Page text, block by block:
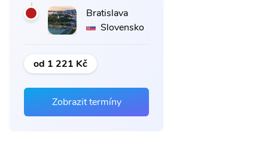
Bratislava
Slovensko
od 1 221 Kč
Zobrazit termíny